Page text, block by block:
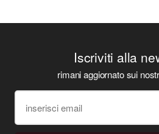
Iscriviti alla
rimani aggiornato sui